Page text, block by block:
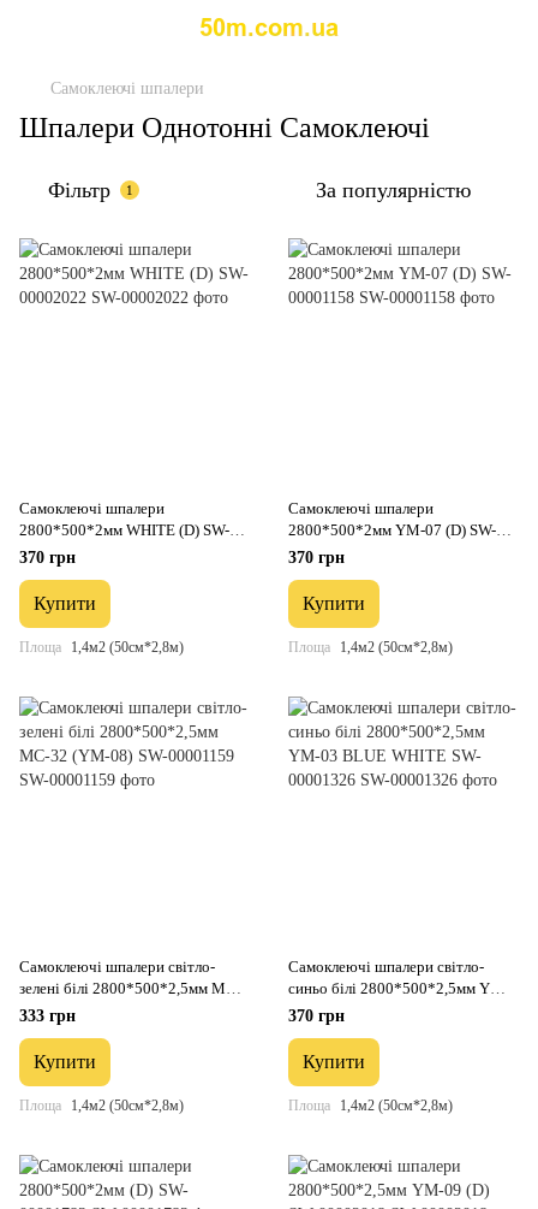
Самоклеючі шпалери
Шпалери Однотонні Самоклеючі
Фільтр 1 За популярністю
Самоклеючі шпалери
2800*500*2мм WHITE (D) SW-
00002022
370 грн
Купити
Площа 1,4м2 (50см*2,8м)
Самоклеючі шпалери
2800*500*2мм YM-07 (D) SW-
00001158
370 грн
Купити
Площа 1,4м2 (50см*2,8м)
Самоклеючі шпалери світло-
зелені білі 2800*500*2,5мм MC-
32 (YM-08) SW-00001159
333 грн
Купити
Площа 1,4м2 (50см*2,8м)
Самоклеючі шпалери світло-
синьо білі 2800*500*2,5мм YM-
03 BLUE WHITE SW-00001326
370 грн
Купити
Площа 1,4м2 (50см*2,8м)